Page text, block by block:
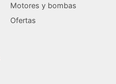
Motores y bombas
Ofertas